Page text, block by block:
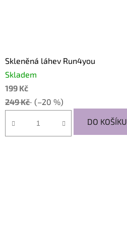
Skleněná láhev Run4you
Skladem
199 Kč
249 Kč (–20 %)
DO KOŠÍKU